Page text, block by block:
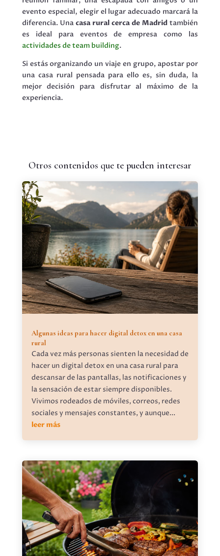
evento especial, elegir el lugar adecuado marcará la
diferencia. Una casa rural cerca de Madrid también
es ideal para eventos de empresa como las
actividades de team building.
Si estás organizando un viaje en grupo, apostar por
una casa rural pensada para ello es, sin duda, la
mejor decisión para disfrutar al máximo de la
experiencia.
Otros contenidos que te pueden interesar
Algunas ideas para hacer digital detox en una casa
rural
Cada vez más personas sienten la necesidad de
hacer un digital detox en una casa rural para
descansar de las pantallas, las notificaciones y
la sensación de estar siempre disponibles.
Vivimos rodeados de móviles, correos, redes
sociales y mensajes constantes, y aunque...
leer más